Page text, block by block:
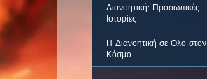
Διανοητική: Προσωπικές
Ιστορίες
Η Διανοητική σε Όλο στον
Κόσμο